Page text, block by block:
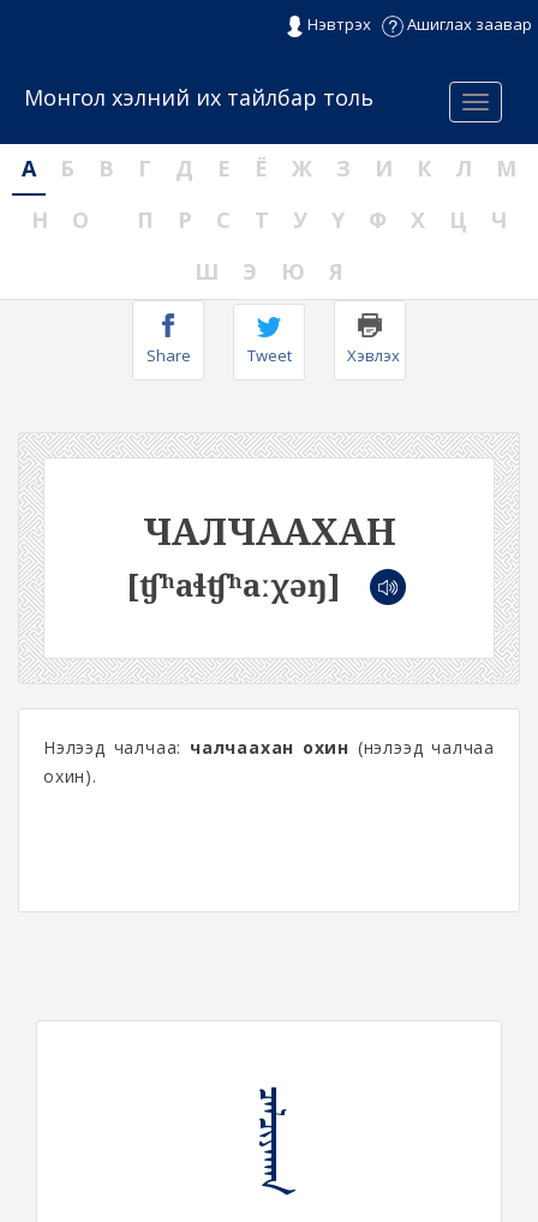
Нэвтрэх Ашиглах заавар
Menu
Монгол хэлний их тайлбар толь
А Б В Г Д Е Ё Ж З И К Л
М
Н
О П Р С Т У Ү Ф Х Ц
Ч
Ш
Э Ю Я
Share Tweet Хэвлэх
ЧАЛЧААХАН
[ʧʰaɬʧʰaːχəŋ]
Нэлээд чалчаа: чалчаахан охин (нэлээд чалчаа
охин).
ᠴᠠᠯᠴᠢᠶᠠᠬᠠᠨ